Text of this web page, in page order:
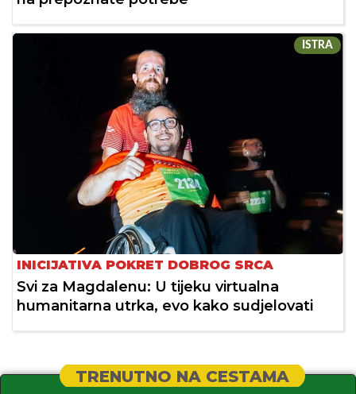
ISTRA
INICIJATIVA POKRET DOBROG SRCA
Svi za Magdalenu: U tijeku virtualna
humanitarna utrka, evo kako sudjelovati
TRENUTNO NA CESTAMA